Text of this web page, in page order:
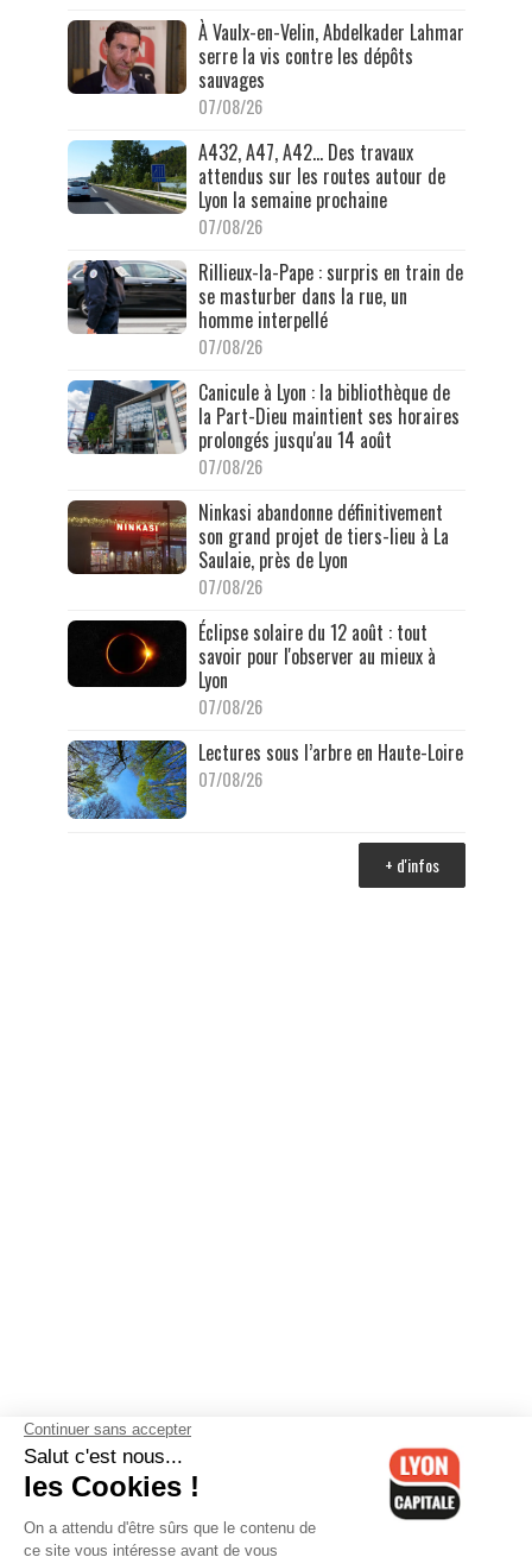
À Vaulx-en-Velin, Abdelkader Lahmar
serre la vis contre les dépôts
sauvages
07/08/26
A432, A47, A42… Des travaux
attendus sur les routes autour de
Lyon la semaine prochaine
07/08/26
Rillieux-la-Pape : surpris en train de
se masturber dans la rue, un
homme interpellé
07/08/26
Canicule à Lyon : la bibliothèque de
la Part-Dieu maintient ses horaires
prolongés jusqu'au 14 août
07/08/26
Ninkasi abandonne définitivement
son grand projet de tiers-lieu à La
Saulaie, près de Lyon
07/08/26
Éclipse solaire du 12 août : tout
savoir pour l'observer au mieux à
Lyon
07/08/26
Lectures sous l’arbre en Haute-Loire
07/08/26
+ d'infos